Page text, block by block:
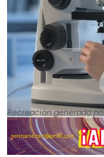
Recreación generada